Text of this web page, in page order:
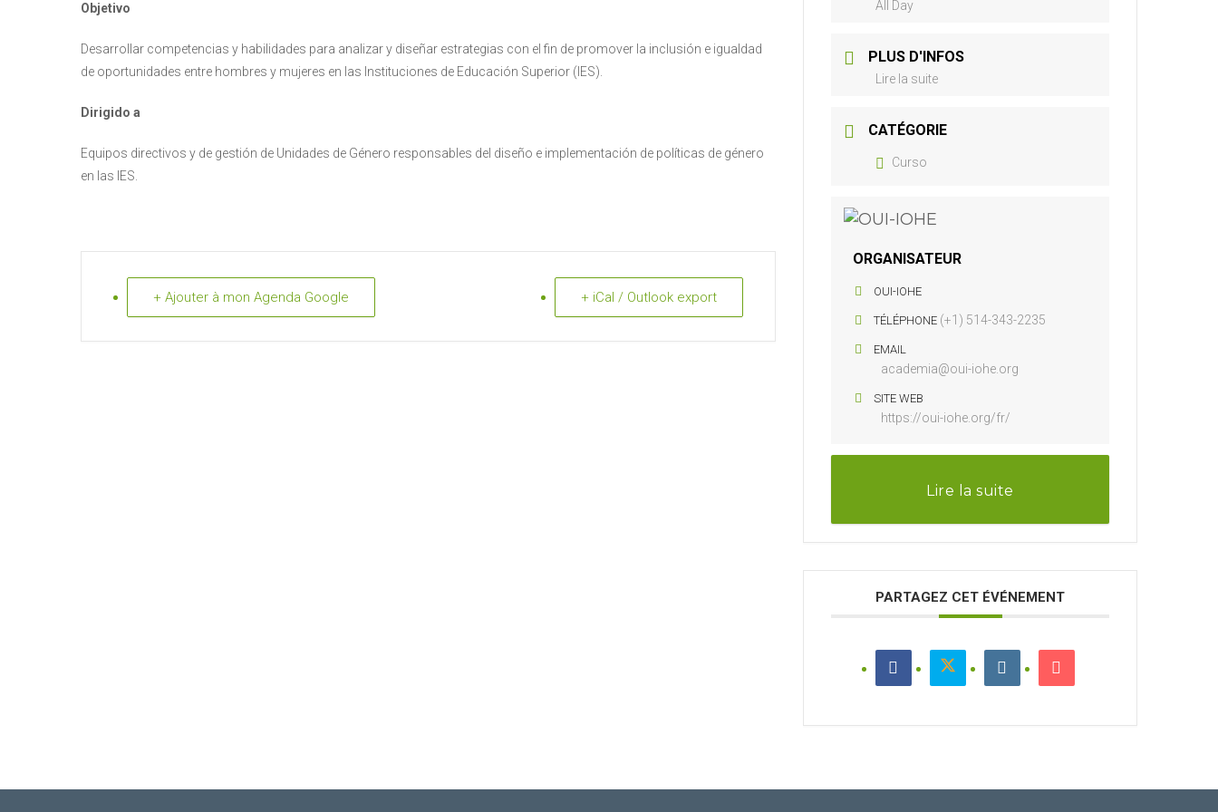
Objetivo
Desarrollar competencias y habilidades para analizar y diseñar estrategias con el fin de promover la inclusión e igualdad
de oportunidades entre hombres y mujeres en las Instituciones de Educación Superior (IES).
Dirigido a
Equipos directivos y de gestión de Unidades de Género responsables del diseño e implementación de políticas de género
en las IES.
+ Ajouter à mon Agenda Google + iCal / Outlook export
All Day
PLUS D'INFOS
Lire la suite
CATÉGORIE
Curso
ORGANISATEUR
OUI-IOHE
TÉLÉPHONE (+1) 514-343-2235
EMAIL
academia@oui-iohe.org
SITE WEB
https://oui-iohe.org/fr/
Lire la suite
PARTAGEZ CET ÉVÉNEMENT